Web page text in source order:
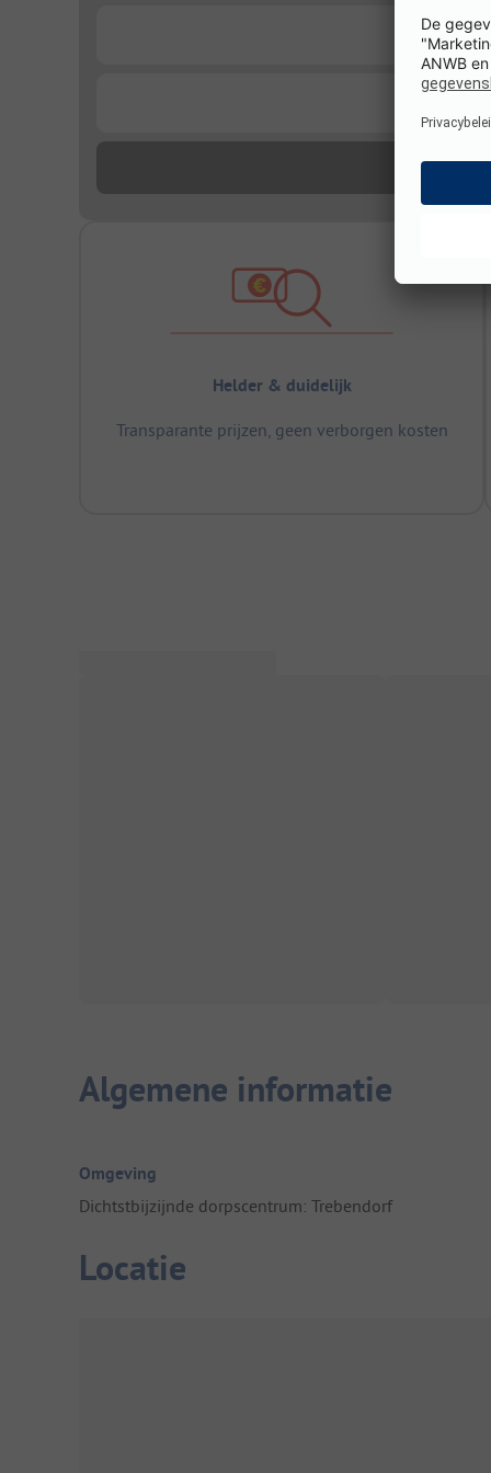
Helder & duidelijk
Transparante prijzen, geen verborgen kosten
Algemene informatie
Omgeving
Dichtstbijzijnde dorpscentrum: Trebendorf
Locatie